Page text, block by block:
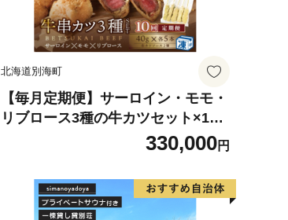
北海道別海町
【毎月定期便】サーロイン・モモ・
リブロース3種の牛カツセット×10
ヵ月【NDM100096】（串あげ処の
330,000円